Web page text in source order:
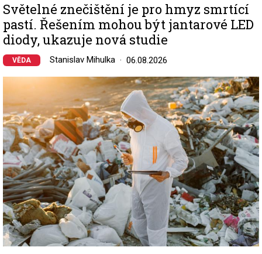
Světelné znečištění je pro hmyz smrtící
pastí. Řešením mohou být jantarové LED
diody, ukazuje nová studie
VĚDA Stanislav Mihulka 06.08.2026
Image